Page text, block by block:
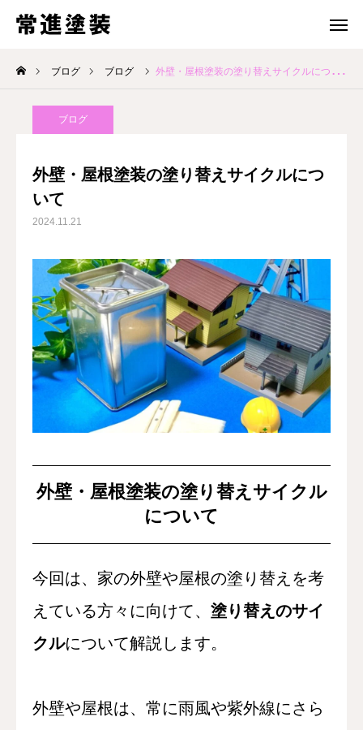
ブログ ブログ 外壁・屋根塗装の塗り替えサイクルについて
ブログ
外壁・屋根塗装の塗り替えサイクルにつ
いて
2024.11.21
外壁・屋根塗装の塗り替えサイクル
について
今回は、家の外壁や屋根の塗り替えを考
えている方々に向けて、 塗り替えのサイ
クルについて解説します。
外壁や屋根は、常に雨風や紫外線にさら
電話 問合せ メール 問合せ
ホーム
ブログ
会社案内
お問い合わせ